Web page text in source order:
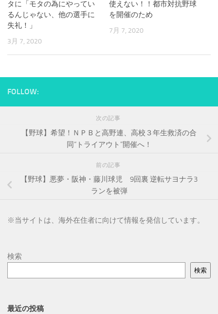
タに「モタの為にやってい
るんじゃない、他の選手に
失礼！」
3月 7, 2020
使えない！！都市対抗野球
を開催のため
7月 7, 2020
FOLLOW:
次の記事
【野球】希望！ＮＰＢと高野連、高校３年生救済の合
同“トライアウト”開催へ！
前の記事
【野球】悪夢・阪神・藤川球児 9回裏 逆転サヨナラ3
ランを被弾
※当サイトは、海外在住者に向けて情報を発信しています。
検索
検索
最近の投稿